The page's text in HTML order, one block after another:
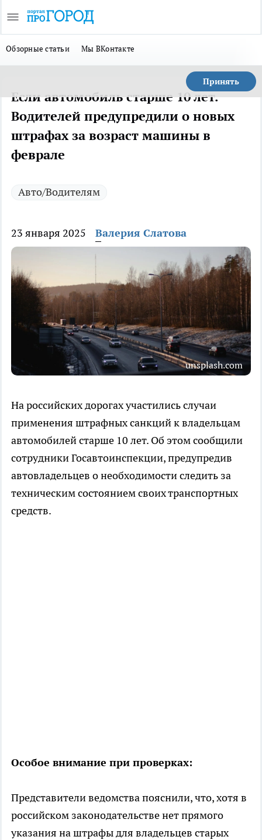
Обзорные статьи Мы ВКонтакте
Принять
Если автомобиль старше 10 лет.
Водителей предупредили о новых
штрафах за возраст машины в
феврале
Авто/Водителям
23 января 2025 Валерия Слатова
unsplash.com
На российских дорогах участились случаи
применения штрафных санкций к владельцам
автомобилей старше 10 лет. Об этом сообщили
сотрудники Госавтоинспекции, предупредив
автовладельцев о необходимости следить за
техническим состоянием своих транспортных
средств.
Особое внимание при проверках:
Представители ведомства пояснили, что, хотя в
российском законодательстве нет прямого
указания на штрафы для владельцев старых